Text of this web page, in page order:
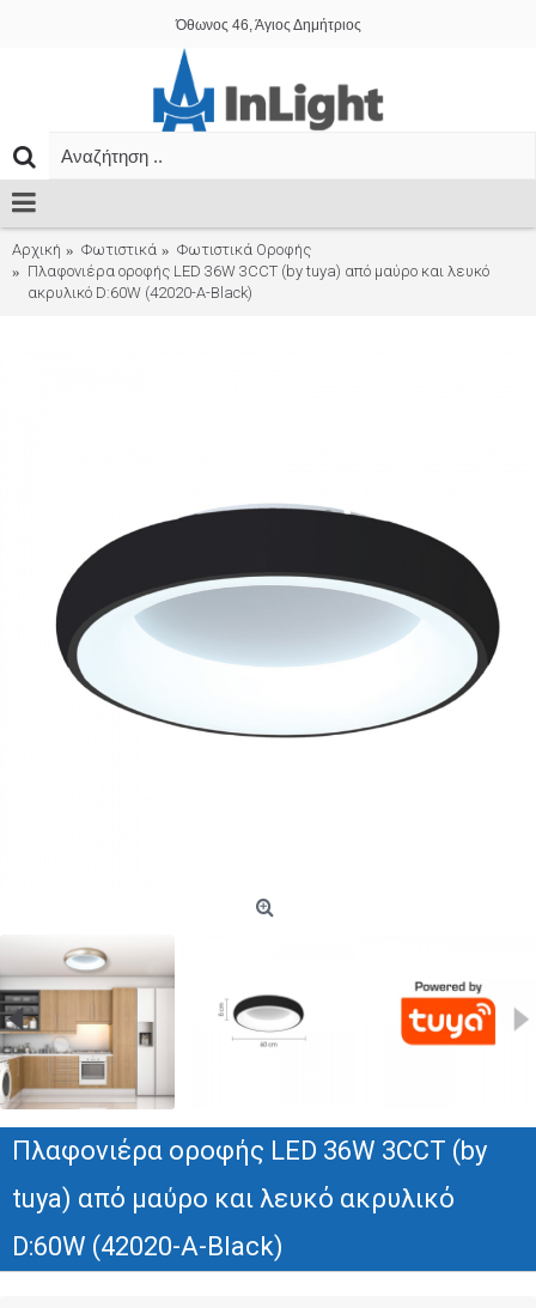
Όθωνος 46, Άγιος Δημήτριος
Αρχική Φωτιστικά
Φωτιστικά Οροφής
Πλαφονιέρα οροφής LED 36W 3CCT (by tuya) από μαύρο και λευκό
ακρυλικό D:60W (42020-A-Black)
Πλαφονιέρα οροφής LED 36W 3CCT (by
tuya) από μαύρο και λευκό ακρυλικό
D:60W (42020-A-Black)